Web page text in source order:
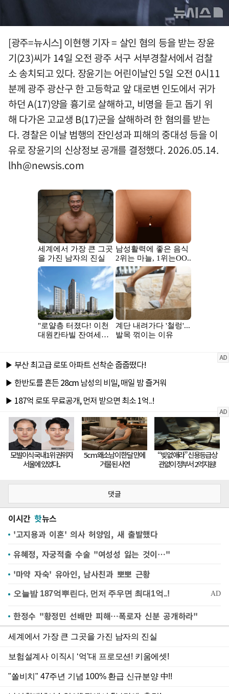
[광주=뉴시스] 이현행 기자 = 살인 혐의 등을 받는 장윤
기(23)씨가 14일 오전 광주 서구 서부경찰서에서 검찰
소 송치되고 있다. 장윤기는 어린이날인 5일 오전 0시11
분께 광주 광산구 한 고등학교 앞 대로변 인도에서 귀가
하던 A(17)양을 흉기로 살해하고, 비명을 듣고 돕기 위
해 다가온 고교생 B(17)군을 살해하려 한 혐의를 받는
다. 경찰은 이날 범행의 잔인성과 피해의 중대성 등을 이
유로 장윤기의 신상정보 공개를 결정했다. 2026.05.14.
lhh@newsis.com
댓글
이시간 핫뉴스
'고지용과 이혼' 의사 허양임, 새 출발했다
유혜정, 자궁적출 수술 "여성성 잃는 것이…"
'마약 자숙' 유아인, 남사친과 뽀뽀 근황
한정수 "황정민 선배만 피해…폭로자 신분 공개하라"